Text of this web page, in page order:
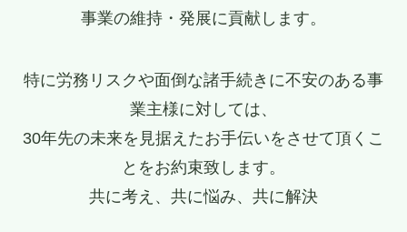
事業の維持・発展に貢献します。
特に労務リスクや面倒な諸手続きに不安のある事
業主様に対しては、
30年先の未来を見据えたお手伝いをさせて頂くこ
とをお約束致します。
共に考え、共に悩み、共に解決